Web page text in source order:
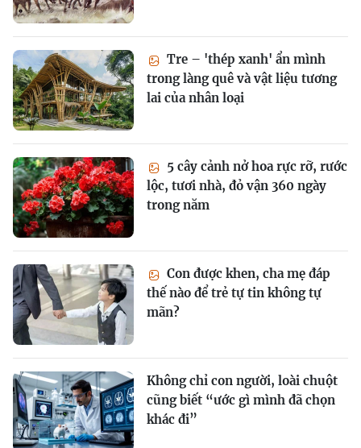
Tre – 'thép xanh' ẩn mình
trong làng quê và vật liệu tương
lai của nhân loại
5 cây cảnh nở hoa rực rỡ, rước
lộc, tươi nhà, đỏ vận 360 ngày
trong năm
Con được khen, cha mẹ đáp
thế nào để trẻ tự tin không tự
mãn?
Không chỉ con người, loài chuột
cũng biết “ước gì mình đã chọn
khác đi”